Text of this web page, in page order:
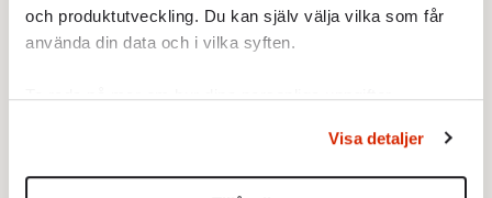
och produktutveckling. Du kan själv välja vilka som får
använda din data och i vilka syften.
Ta reda på mer om hur dina personliga uppgifter
Du kan ändra eller dra tillbaka ditt samtycke när som
helst från cookie-förklaringen.
Visa detaljer
öron. Det är inte orden som avslöjar en
människa, utan tonfallen. Sverigedemokraten
människa, med unika erfarenheter. Men han
lät möjlig att resonera med! Jimmie Åkesson
däremot låter alltid bitter, alltid förorättad,